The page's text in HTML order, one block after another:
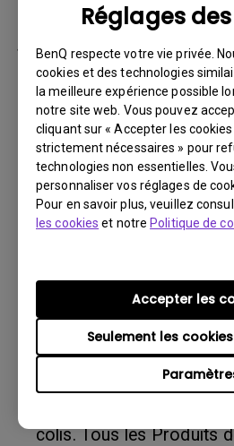
Réglages
BenQ respecte votre vie privée.
cookies et des technologies
la meilleure expérience possible
notre site web. Vous pouvez
cliquant sur « Accepter les cookies
strictement nécessaires » pour
technologies non essentielles.
personnaliser vos réglages de
Pour en savoir plus, veuillez
les cookies et notrePolitique de
Seulement les
Accepter les
par la suite.
Vous devez retourner le
sauf indication contraire
prestataire de services
devez prépayer les frais
d’exportation, droits de
charges associées au
BenQ. De plus, vous
l’assurance du Produit
accompagnés (i) des
et d’emballage d’origine,
du symptôme du Produit
preuve du lieu et de la
numéro RMA doit être
colis. Tous les Produits